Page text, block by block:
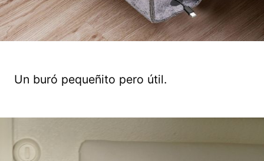
Un buró pequeñito pero útil.